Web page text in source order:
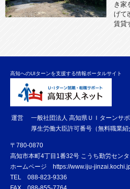
き家
げて
賃貸
高知へのUIターンを支援する情報ポータルサイト
運営
一般社団法人 高知県ＵＩターンサ
厚生労働大臣許可番号（無料職業
〒780-0870
高知市本町4丁目1番32号 こうち勤労セン
ホームページ https://www.iju-
TEL 088-823-9336